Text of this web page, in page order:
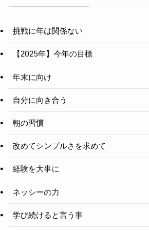
挑戦に年は関係ない
【2025年】今年の目標
年末に向け
自分に向き合う
朝の習慣
改めてシンプルさを求めて
経験を大事に
ネッシーの力
学び続けると言う事